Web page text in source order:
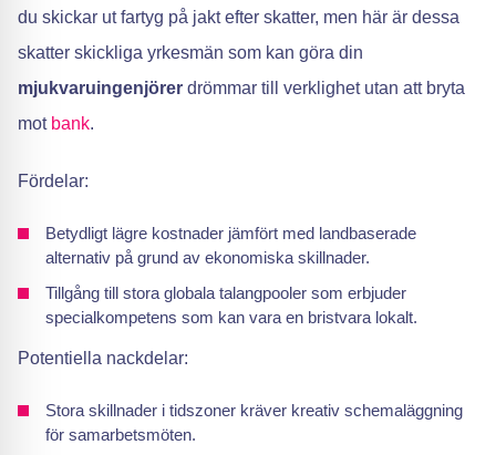
du skickar ut fartyg på jakt efter skatter, men här är dessa
skatter skickliga yrkesmän som kan göra din
mjukvaruingenjörer drömmar till verklighet utan att bryta
mot bank.
Fördelar:
Betydligt lägre kostnader jämfört med landbaserade
alternativ på grund av ekonomiska skillnader.
Tillgång till stora globala talangpooler som erbjuder
specialkompetens som kan vara en bristvara lokalt.
Potentiella nackdelar:
Stora skillnader i tidszoner kräver kreativ schemaläggning
för samarbetsmöten.